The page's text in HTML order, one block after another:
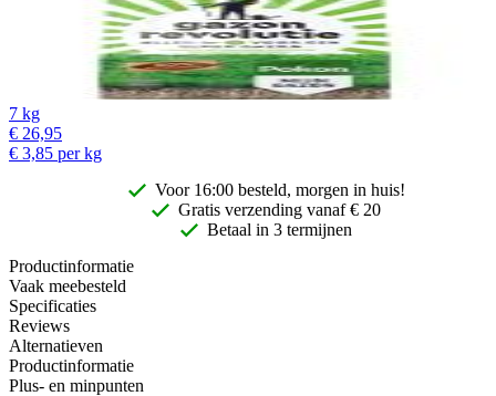
7 kg
€ 26,95
€ 3,85 per kg
Voor 16:00 besteld, morgen in huis!
Gratis verzending vanaf € 20
Betaal in 3 termijnen
Productinformatie
Vaak meebesteld
Specificaties
Reviews
Alternatieven
Productinformatie
Plus- en minpunten